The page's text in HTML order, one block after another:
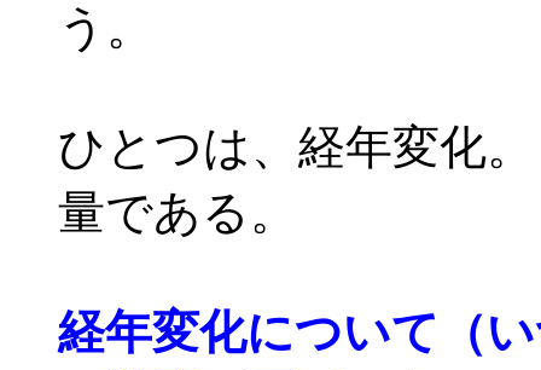
う。
ひとつは、経年変化
量である。
経年変化について（